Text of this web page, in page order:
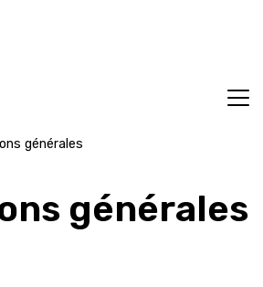
générales
générales